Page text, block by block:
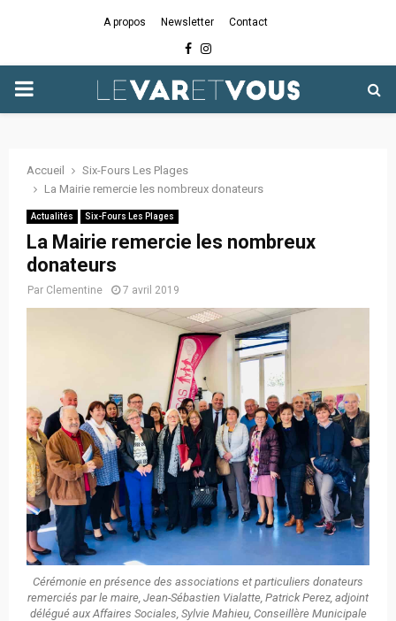
A propos Newsletter Contact
Facebook
Instagram
PRIMARY
Accueil
Six-Fours Les Plages
La Mairie remercie les nombreux donateurs
Actualités Six-Fours Les Plages
La Mairie remercie les nombreux
donateurs
Par Clementine 7 avril 2019
Cérémonie en présence des associations et particuliers donateurs
remerciés par le maire, Jean-Sébastien Vialatte, Patrick Perez, adjoint
délégué aux Affaires Sociales, Sylvie Mahieu, Conseillère Municipale